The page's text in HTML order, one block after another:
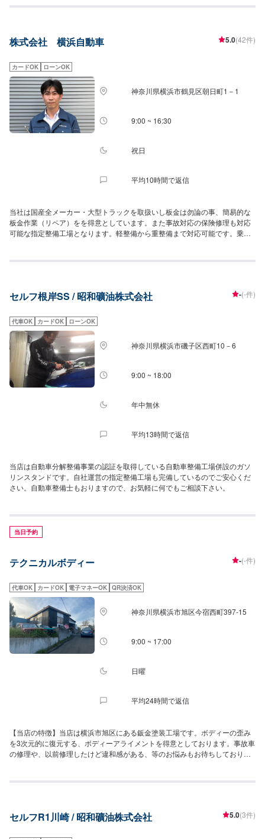
購入した方が安く済みます。購入前にわからないことがあれば相談下さい。
株式会社 横浜自動車 5.0(42件)
カードOK ローンOK
神奈川県横浜市鶴見区朝日町1－1
9:00 ~ 16:30
祝日
平均10時間で返信
当社は国産全メーカー・大型トラックを取扱いし板金は勿論の事、簡易的な
板金作業（リペア）をを得意としています。また事故対応の保険修理も対応
可能な指定整備工場となります。軽整備から重整備まで対応可能です。乗換
セルフ根岸SS / 昭和礦油株式会社 -(-件)
代車OK カードOK ローンOK
神奈川県横浜市磯子区西町10－6
9:00 ~ 18:00
年中無休
平均13時間で返信
当店は自動車分解整備事業の認証を取得している自動車整備工場併設のガソ
リンスタンドです。自社運営の指定整備工場も完備しているのでご安心くだ
さい。自動車整備士もおりますので、お気軽に何でもご相談下さい。
当日予約
テクニカルボディー -(-件)
代車OK カードOK 電子マネーOK QR決済OK
神奈川県横浜市旭区今宿西町397-15
9:00 ~ 17:00
日曜
平均24時間で返信
【当店の特徴】当店は横浜市旭区にある鈑金塗装工場です。ボディーの歪み
を3次元的に復元する、ボディーアライメントを得意としております。事故車
の修理や、以前修理したけど違和感がある、等のお悩みもお待ちしておりま
ことはできる？と言ったことでも構いませんのでご相談くださいませ！【得
セルフR1川崎 / 昭和礦油株式会社 5.0(3件)